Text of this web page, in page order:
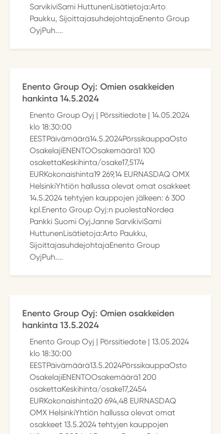
SarvikiviSami HuttunenLisätietoja:Arto
Paukku, SijoittajasuhdejohtajaEnento Group
OyjPuh....
Enento Group Oyj: Omien osakkeiden
hankinta 14.5.2024
Enento Group Oyj | Pörssitiedote | 14.05.2024
klo 18:30:00
EESTPäivämäärä14.5.2024PörssikauppaOsto
OsakelajiENENTOOsakemäärä1 100
osakettaKeskihinta/osake17,5174
EURKokonaishinta19 269,14 EURNASDAQ OMX
HelsinkiYhtiön hallussa olevat omat osakkeet
14.5.2024 tehtyjen kauppojen jälkeen: 6 300
kpl.Enento Group Oyj:n puolestaNordea
Pankki Suomi OyjJanne SarvikiviSami
HuttunenLisätietoja:Arto Paukku,
SijoittajasuhdejohtajaEnento Group
OyjPuh....
Enento Group Oyj: Omien osakkeiden
hankinta 13.5.2024
Enento Group Oyj | Pörssitiedote | 13.05.2024
klo 18:30:00
EESTPäivämäärä13.5.2024PörssikauppaOsto
OsakelajiENENTOOsakemäärä1 200
osakettaKeskihinta/osake17,2454
EURKokonaishinta20 694,48 EURNASDAQ
OMX HelsinkiYhtiön hallussa olevat omat
osakkeet 13.5.2024 tehtyjen kauppojen